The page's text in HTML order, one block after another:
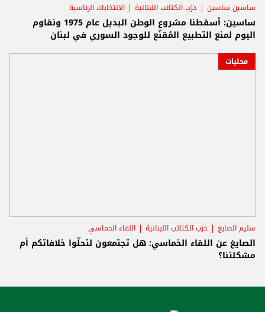
ساسين ساسين حزب الكتائب اللبنانية الانتخابات الرئاسية
ساسين: أسقطنا مشروع الوطن البديل عام 1975 ونقاوم
اليوم لمنع التطبيع المُقنّع للوجود السوري في لبنان
محليات
سليم الصايغ حزب الكتائب اللبنانية اللقاء الخماسي
الصايغ عن اللقاء الخماسي: هل تجتمعون لتحلّوا خلافاتكم أم
مشكلتنا؟